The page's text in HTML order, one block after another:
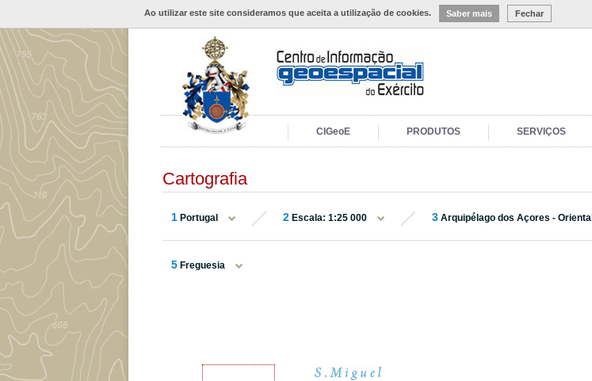
Ao utilizar este site consideramos que aceita a utilização de cookies. Saber mais Fechar
CIGeoE PRODUTOS SERVIÇOS
Cartografia
1 Portugal 2 Escala: 1:25 000 3 Arquipélago dos Açores - Oriental
5 Freguesia